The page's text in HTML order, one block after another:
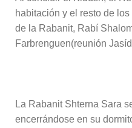
habitación y el resto de
de la Rabanit, Rabí
Farbrenguen(reunión
La Rabanit Shterna Sara
encerrándose en su